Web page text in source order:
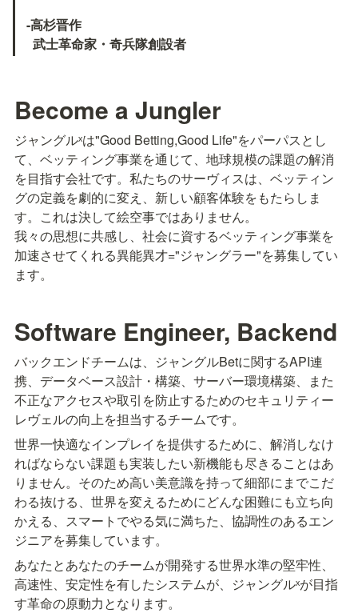
-高杉晋作
  武士革命家・奇兵隊創設者
Become a Jungler
ジャングルˣは"Good Betting,Good Life"をパーパスとし
て、ベッティング事業を通じて、地球規模の課題の解消
を目指す会社です。私たちのサーヴィスは、ベッティン
グの定義を劇的に変え、新しい顧客体験をもたらしま
す。これは決して絵空事ではありません。
我々の思想に共感し、社会に資するベッティング事業を
加速させてくれる異能異才="ジャングラー"を募集してい
ます。
Software Engineer, Backend
バックエンドチームは、ジャングルBetに関するAPI連
携、データベース設計・構築、サーバー環境構築、また
不正なアクセスや取引を防止するためのセキュリティー
レヴェルの向上を担当するチームです。
世界一快適なインプレイを提供するために、解消しなけ
ればならない課題も実装したい新機能も尽きることはあ
りません。そのため高い美意識を持って細部にまでこだ
わる抜ける、世界を変えるためにどんな困難にも立ち向
かえる、スマートでやる気に満ちた、協調性のあるエン
ジニアを募集しています。
あなたとあなたのチームが開発する世界水準の堅牢性、
高速性、安定性を有したシステムが、ジャングルˣが目指
す革命の原動力となります。